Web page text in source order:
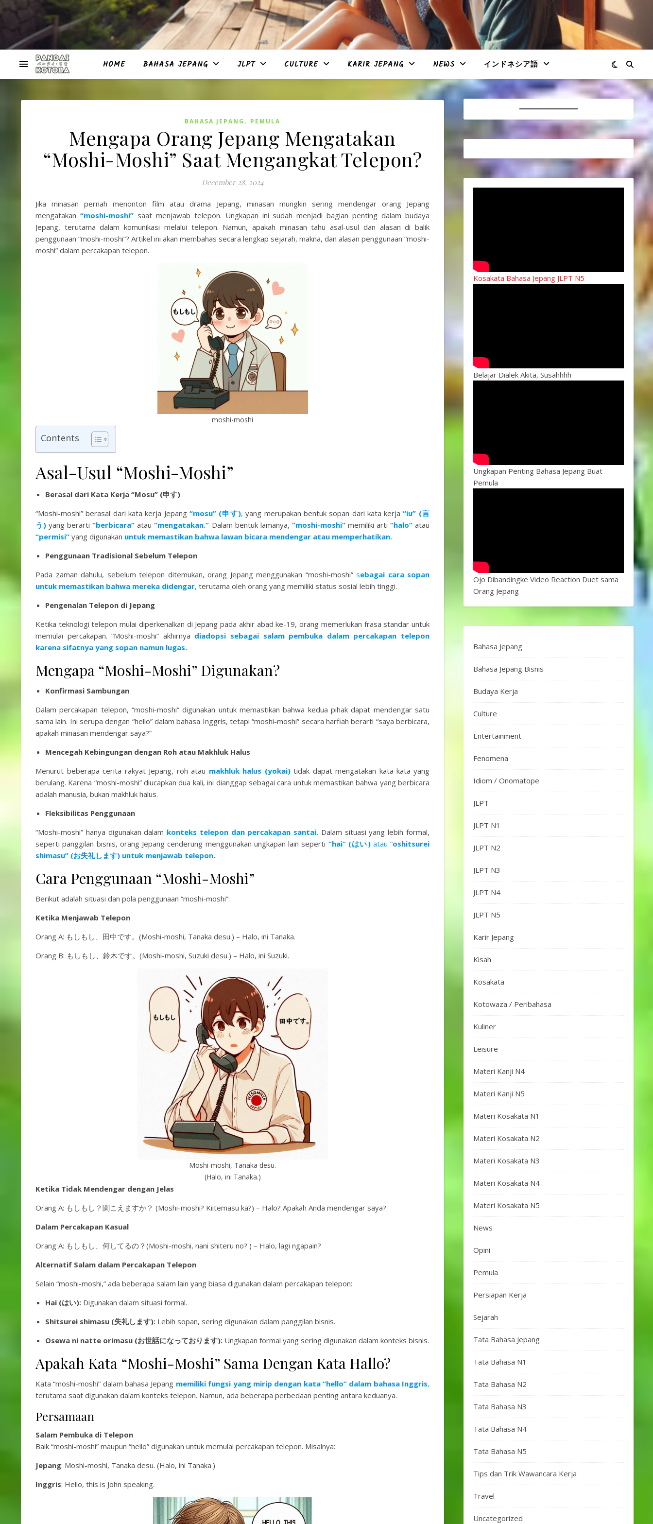
HOME BAHASA JEPANG JLPT CULTURE KARIR JEPANG NEWS インドネシア語
BAHASA JEPANG , PEMULA
Mengapa Orang Jepang Mengatakan
“Moshi-Moshi” Saat Mengangkat Telepon?
December 28, 2024
Jika minasan pernah menonton film atau drama Jepang, minasan mungkin sering mendengar orang Jepang
mengatakan “moshi-moshi”saat menjawab telepon. Ungkapan ini sudah menjadi bagian penting dalam budaya
Jepang, terutama dalam komunikasi melalui telepon. Namun, apakah minasan tahu asal-usul dan alasan di balik
penggunaan “moshi-moshi”? Artikel ini akan membahas secara lengkap sejarah, makna, dan alasan penggunaan “moshi-
moshi” dalam percakapan telepon.
moshi-moshi
Contents
Asal-Usul “Moshi-Moshi”
Berasal dari Kata Kerja “Mosu” (申す)
“Moshi-moshi” berasal dari kata kerja Jepang “mosu” (申す), yang merupakan bentuk sopan dari kata kerja“iu” (言
う) yang berarti“berbicara”atau“mengatakan.” Dalam bentuk lamanya, “moshi-moshi”memiliki arti “halo” atau
“permisi” yang digunakan untuk memastikan bahwa lawan bicara mendengar atau memperhatikan.
Penggunaan Tradisional Sebelum Telepon
Pada zaman dahulu, sebelum telepon ditemukan, orang Jepang menggunakan “moshi-moshi”sebagai cara sopan
untuk memastikan bahwa mereka didengar, terutama oleh orang yang memiliki status sosial lebih tinggi.
Pengenalan Telepon di Jepang
Ketika teknologi telepon mulai diperkenalkan di Jepang pada akhir abad ke-19, orang memerlukan frasa standar untuk
memulai percakapan. “Moshi-moshi” akhirnya diadopsi sebagai salam pembuka dalam percakapan telepon
karena sifatnya yang sopan namun lugas.
Mengapa “Moshi-Moshi” Digunakan?
Konfirmasi Sambungan
Dalam percakapan telepon, “moshi-moshi” digunakan untuk memastikan bahwa kedua pihak dapat mendengar satu
sama lain. Ini serupa dengan “hello” dalam bahasa Inggris, tetapi “moshi-moshi” secara harfiah berarti “saya berbicara,
apakah minasan mendengar saya?”
Mencegah Kebingungan dengan Roh atau Makhluk Halus
Menurut beberapa cerita rakyat Jepang, roh atau makhluk halus (yokai) tidak dapat mengatakan kata-kata yang
berulang. Karena “moshi-moshi” diucapkan dua kali, ini dianggap sebagai cara untuk memastikan bahwa yang berbicara
adalah manusia, bukan makhluk halus.
Fleksibilitas Penggunaan
“Moshi-moshi” hanya digunakan dalam konteks telepon dan percakapan santai. Dalam situasi yang lebih formal,
seperti panggilan bisnis, orang Jepang cenderung menggunakan ungkapan lain seperti “hai” (はい)atau “oshitsurei
shimasu” (お失礼します) untuk menjawab telepon.
Cara Penggunaan “Moshi-Moshi”
Berikut adalah situasi dan pola penggunaan “moshi-moshi”:
Ketika Menjawab Telepon
Orang A: もしもし、田中です。(Moshi-moshi, Tanaka desu.) – Halo, ini Tanaka.
Orang B: もしもし、鈴木です。(Moshi-moshi, Suzuki desu.) – Halo, ini Suzuki.
Moshi-moshi, Tanaka desu.
(Halo, ini Tanaka.)
Ketika Tidak Mendengar dengan Jelas
Orang A: もしもし？聞こえますか？ (Moshi-moshi? Kiitemasu ka?) – Halo? Apakah Anda mendengar saya?
Dalam Percakapan Kasual
Orang A: もしもし、何してるの？(Moshi-moshi, nani shiteru no? ) – Halo, lagi ngapain?
Alternatif Salam dalam Percakapan Telepon
Selain “moshi-moshi,” ada beberapa salam lain yang biasa digunakan dalam percakapan telepon:
Hai (はい): Digunakan dalam situasi formal.
Shitsurei shimasu (失礼します): Lebih sopan, sering digunakan dalam panggilan bisnis.
Osewa ni natte orimasu (お世話になっております): Ungkapan formal yang sering digunakan dalam konteks bisnis.
Apakah Kata “Moshi-Moshi” Sama Dengan Kata Hallo?
Kata “moshi-moshi” dalam bahasa Jepang memiliki fungsi yang mirip dengan kata “hello” dalam bahasa Inggris,
terutama saat digunakan dalam konteks telepon. Namun, ada beberapa perbedaan penting antara keduanya.
Persamaan
Salam Pembuka di Telepon
Baik “moshi-moshi” maupun “hello” digunakan untuk memulai percakapan telepon. Misalnya:
Jepang: Moshi-moshi, Tanaka desu. (Halo, ini Tanaka.)
Inggris: Hello, this is John speaking.
Kosakata Bahasa Jepang JLPT N5
Belajar Dialek Akita, Susahhhh
Ungkapan Penting Bahasa Jepang Buat
Pemula
Ojo Dibandingke Video Reaction Duet sama
Orang Jepang
Bahasa Jepang
Bahasa Jepang Bisnis
Budaya Kerja
Culture
Entertainment
Fenomena
Idiom / Onomatope
JLPT
JLPT N1
JLPT N2
JLPT N3
JLPT N4
JLPT N5
Karir Jepang
Kisah
Kosakata
Kotowaza / Peribahasa
Kuliner
Leisure
Materi Kanji N4
Materi Kanji N5
Materi Kosakata N1
Materi Kosakata N2
Materi Kosakata N3
Materi Kosakata N4
Materi Kosakata N5
News
Opini
Pemula
Persiapan Kerja
Sejarah
Tata Bahasa Jepang
Tata Bahasa N1
Tata Bahasa N2
Tata Bahasa N3
Tata Bahasa N4
Tata Bahasa N5
Tips dan Trik Wawancara Kerja
Travel
Uncategorized